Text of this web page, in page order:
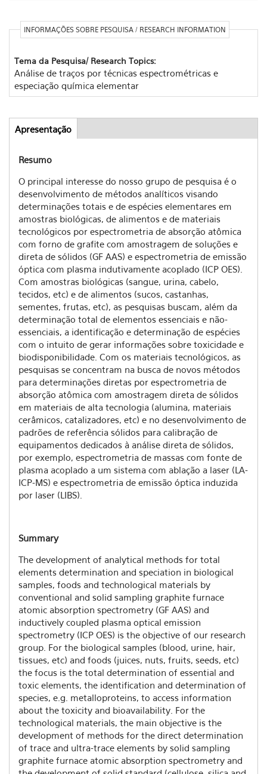
INFORMAÇÕES SOBRE PESQUISA / RESEARCH INFORMATION
Tema da Pesquisa/ Research Topics:
Análise de traços por técnicas espectrométricas e
especiação química elementar
Abas
Apresentação
ativa)
Resumo
O principal interesse do nosso grupo de pesquisa é o
desenvolvimento de métodos analíticos visando
determinações totais e de espécies elementares em
amostras biológicas, de alimentos e de materiais
tecnológicos por espectrometria de absorção atômica
com forno de grafite com amostragem de soluções e
direta de sólidos (GF AAS) e espectrometria de emissão
óptica com plasma indutivamente acoplado (ICP OES).
Com amostras biológicas (sangue, urina, cabelo,
tecidos, etc) e de alimentos (sucos, castanhas,
sementes, frutas, etc), as pesquisas buscam, além da
determinação total de elementos essenciais e não-
essenciais, a identificação e determinação de espécies
com o intuito de gerar informações sobre toxicidade e
biodisponibilidade. Com os materiais tecnológicos, as
pesquisas se concentram na busca de novos métodos
para determinações diretas por espectrometria de
absorção atômica com amostragem direta de sólidos
em materiais de alta tecnologia (alumina, materiais
cerâmicos, catalizadores, etc) e no desenvolvimento de
padrões de referência sólidos para calibração de
equipamentos dedicados à análise direta de sólidos,
por exemplo, espectrometria de massas com fonte de
plasma acoplado a um sistema com ablação a laser (LA-
ICP-MS) e espectrometria de emissão óptica induzida
por laser (LIBS).
Summary
The development of analytical methods for total
elements determination and speciation in biological
samples, foods and technological materials by
conventional and solid sampling graphite furnace
atomic absorption spectrometry (GF AAS) and
inductively coupled plasma optical emission
spectrometry (ICP OES) is the objective of our research
group. For the biological samples (blood, urine, hair,
tissues, etc) and foods (juices, nuts, fruits, seeds, etc)
the focus is the total determination of essential and
toxic elements, the identification and determination of
species, e.g. metalloproteins, to access information
about the toxicity and bioavailability. For the
technological materials, the main objective is the
development of methods for the direct determination
of trace and ultra-trace elements by solid sampling
graphite furnace atomic absorption spectrometry and